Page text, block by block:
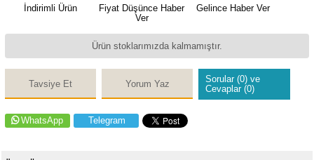
İndirimli Ürün
Fiyat Düşünce Haber
Ver
Gelince Haber Ver
Ürün stoklarımızda kalmamıştır.
Tavsiye Et Yorum Yaz
Sorular (0) ve
Cevaplar (0)
WhatsApp Telegram